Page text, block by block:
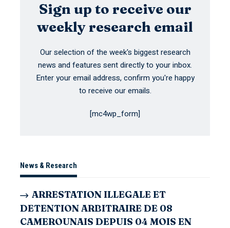
Sign up to receive our
weekly research email
Our selection of the week's biggest research
news and features sent directly to your inbox.
Enter your email address, confirm you're happy
to receive our emails.
[mc4wp_form]
News & Research
ARRESTATION ILLEGALE ET
DETENTION ARBITRAIRE DE 08
CAMEROUNAIS DEPUIS 04 MOIS EN